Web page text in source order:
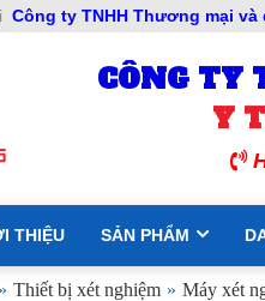
Công ty TNHH Thương mại
CÔNG TY
Y
THIỆU SẢN PHẨM
» Thiết bị xét nghiệm » Máy xét